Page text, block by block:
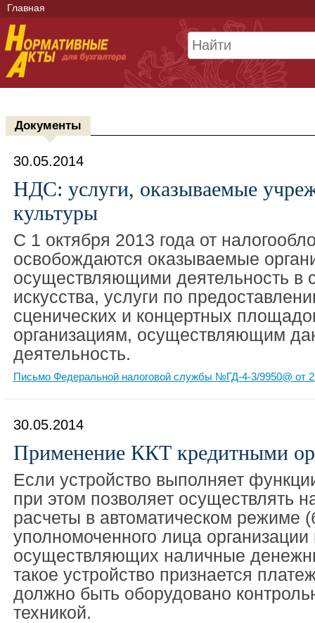
Главная
Документы
30.05.2014
НДС: услуги, оказываемые
культуры
С 1 октября 2013 года от
освобождаются оказываемые
осуществляющими деятельность в
искусства, услуги по
сценических и концертных
организациям, осуществляющим
деятельность.
Письмо Федеральной налоговой службы №ГД-4-3/9950@ от
30.05.2014
Применение ККТ кредитными
Если устройство выполняет
при этом позволяет осуществлять
расчеты в автоматическом режиме
уполномоченного лица
осуществляющих наличные
такое устройство признается
должно быть оборудовано
техникой.